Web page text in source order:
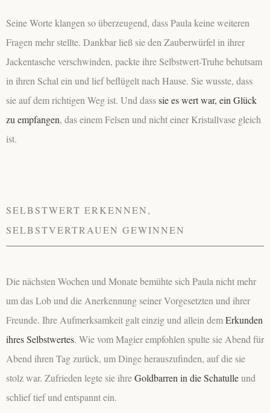
Seine Worte klangen so überzeugend, dass Paula keine weiteren
Fragen mehr stellte. Dankbar ließ sie den Zauberwürfel in ihrer
Jackentasche verschwinden, packte ihre Selbstwert-Truhe behutsam
in ihren Schal ein und lief beflügelt nach Hause. Sie wusste, dass
sie auf dem richtigen Weg ist. Und dasssie es wert war, ein Glück
zu empfangen, das einem Felsen und nicht einer Kristallvase gleich
ist.
SELBSTWERT ERKENNEN,
SELBSTVERTRAUEN GEWINNEN
Die nächsten Wochen und Monate bemühte sich Paula nicht mehr
um das Lob und die Anerkennung seiner Vorgesetzten und ihrer
Freunde. Ihre Aufmerksamkeit galt einzig und allein demErkunden
ihres Selbstwertes. Wie vom Magier empfohlen spulte sie Abend für
Abend ihren Tag zurück, um Dinge herauszufinden, auf die sie
stolz war. Zufrieden legte sie ihreGoldbarren in die Schatulleund
schlief tief und entspannt ein.